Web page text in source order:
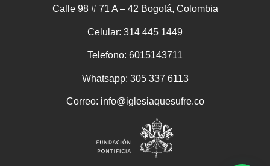
Calle 98 # 71 A – 42 Bogotá, Colombia
Celular: 314 445 1449
Telefono: 6015143711
Whatsapp: 305 337 6113
Correo: info@iglesiaquesufre.co